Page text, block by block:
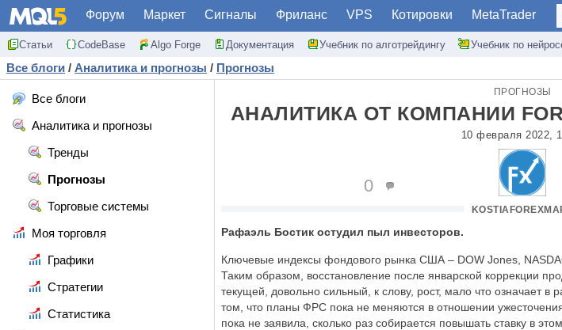
Форум Маркет Сигналы Фриланс VPS Котировки MetaTrader
Статьи CodeBase Algo Forge Документация Учебник по алготрейдингу Учебник по
Все блоги / Аналитика и прогнозы / Прогнозы
Все блоги
Аналитика и прогнозы
Тренды
Прогнозы
Торговые системы
Моя торговля
Графики
Стратегии
Статистика
ПРОГНОЗЫ
АНАЛИТИКА ОТ КОМПАНИИ
10 февраля 2022,
0
Рафаэль Бостик остудил пыл инвесторов.
Ключевые индексы фондового рынка США – DOW Jones,
Таким образом, восстановление после январской коррекции
текущей, довольно сильный, к слову, рост, мало что означает в
том, что планы ФРС пока не меняются в отношении
пока не заявила, сколько раз собирается повышать ставку в